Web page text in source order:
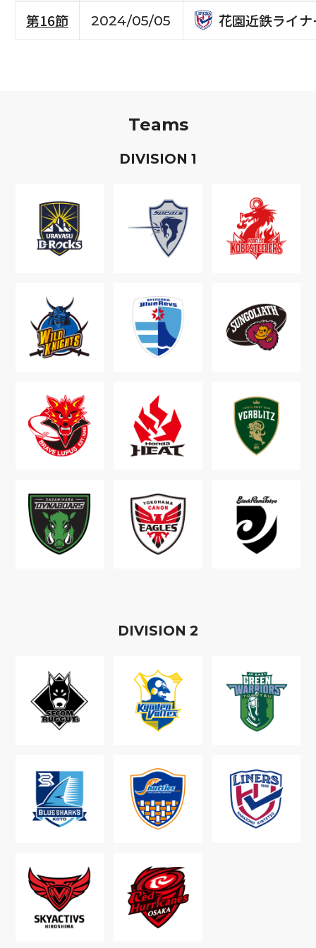
第16節
2024/05/05 花園近鉄ライナ
Teams
DIVISION 1
DIVISION 2